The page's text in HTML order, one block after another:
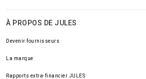
À PROPOS DE JULES
Devenir fournisseurs
La marque
Rapports extra-financier JULES